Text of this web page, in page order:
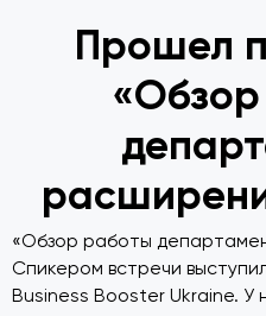
Прошел
«Обзор работы
Спикером встречи
Business Booster Ukraine. У